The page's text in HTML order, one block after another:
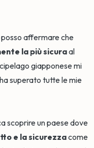
affermare che
la più sicuraal
giapponese mi
superato tutte le mie
scoprire un paese dove
e la sicurezzacome